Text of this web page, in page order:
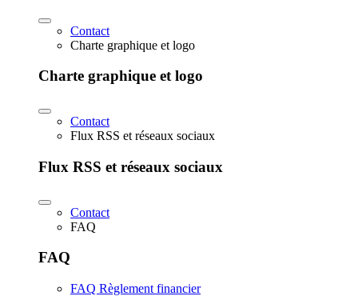
Contact
Charte graphique et logo
Charte graphique et logo
Contact
Flux RSS et réseaux sociaux
Flux RSS et réseaux sociaux
Contact
FAQ
FAQ
FAQ Règlement financier